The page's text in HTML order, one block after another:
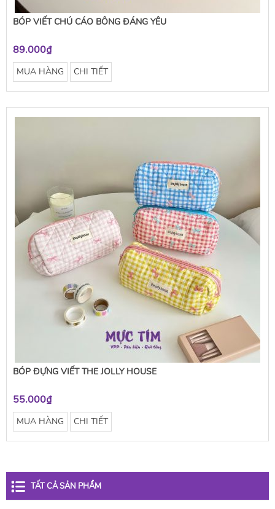
BÓP VIẾT CHÚ CÁO BÔNG ĐÁNG YÊU
89.000₫
MUA HÀNG CHI TIẾT
BÓP ĐỰNG VIẾT THE JOLLY HOUSE
55.000₫
MUA HÀNG CHI TIẾT
TẤT CẢ SẢN PHẨM